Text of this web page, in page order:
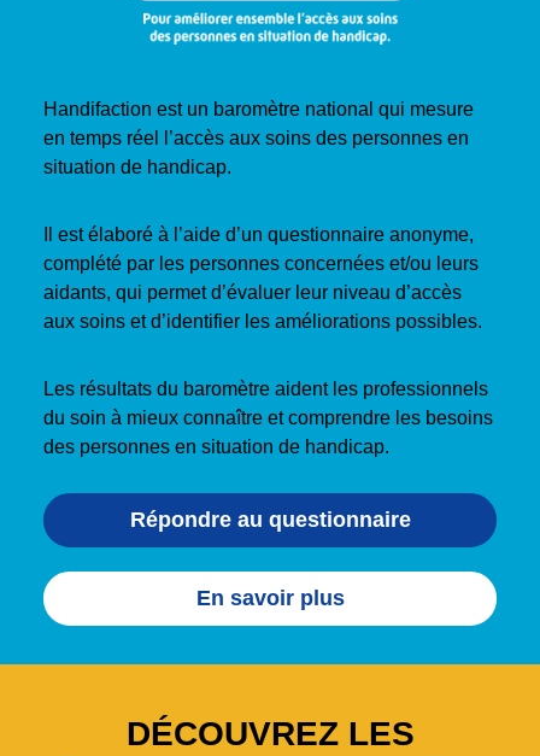
Handifaction est un baromètre national qui mesure
en temps réel l’accès aux soins des personnes en
situation de handicap.
Il est élaboré à l’aide d’un questionnaire anonyme,
complété par les personnes concernées et/ou leurs
aidants, qui permet d’évaluer leur niveau d’accès
aux soins et d’identifier les améliorations possibles.
Les résultats du baromètre aident les professionnels
du soin à mieux connaître et comprendre les besoins
des personnes en situation de handicap.
Répondre au questionnaire
En savoir plus
DÉCOUVREZ LES